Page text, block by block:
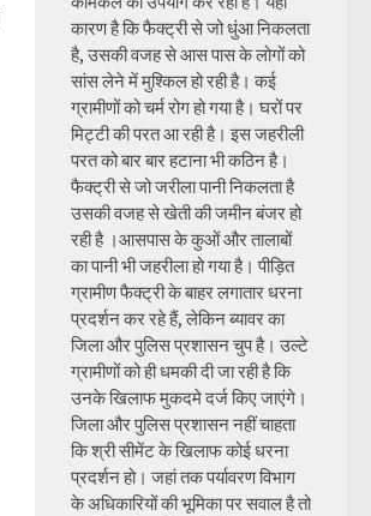
कारण है कि फैक्ट्री से जो धुंआ निकलता
है, उसकी वजह से आस पास के लोगों को
सांस लेने में मुश्किल हो रही है। कई
ग्रामीणों को चर्म रोग हो गया है। घरों पर
मिट्टी की परत आ रही है। इस जहरीली
परत को बार बार हटाना भी कठिन है।
फैक्ट्री से जो जरीला पानी निकलता है
उसकी वजह से खेती की जमीन बंजर हो
रही है ।आसपास के कुओं और तालाबों
का पानी भी जहरीला हो गया है। पीड़ित
ग्रामीण फैक्ट्री के बाहर लगातार धरना
प्रदर्शन कर रहे हैं, लेकिन ब्यावर का
जिला और पुलिस प्रशासन चुप है। उल्टे
ग्रामीणों को ही धमकी दी जा रही है कि
उनके खिलाफ मुकदमे दर्ज किए जाएंगे।
जिला और पुलिस प्रशासन नहीं चाहता
कि श्री सीमेंट के खिलाफ कोई धरना
प्रदर्शन हो। जहां तक पर्यावरण विभाग
के अधिकारियों की भूमिका पर सवाल है तो